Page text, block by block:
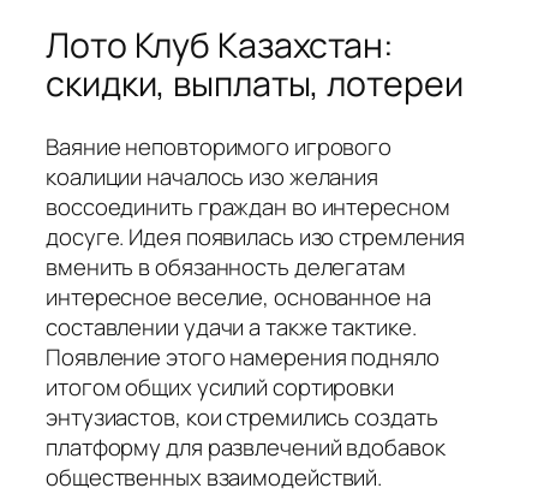
Лото Клуб Казахстан:
скидки, выплаты, лотереи
Ваяние неповторимого игрового
коалиции началось изо желания
воссоединить граждан во интересном
досуге. Идея появилась изо стремления
вменить в обязанность делегатам
интересное веселие, основанное на
составлении удачи а также тактике.
Появление этого намерения подняло
итогом общих усилий сортировки
энтузиастов, кои стремились создать
платформу для развлечений вдобавок
общественных взаимодействий.